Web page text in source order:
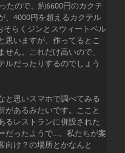
たので、約6600円のカクテ
、4000円を超えるカクテル
らくジンとスウィートベル
思いますが、作ってるとこ
ん。これだけ高いので、
ルだったりするのでしょう
と思いスマホで調べてみる
があるみたいです。ここと
るレストランに併設された
だったようで…。私たちが案
向け？の場所とかなんと